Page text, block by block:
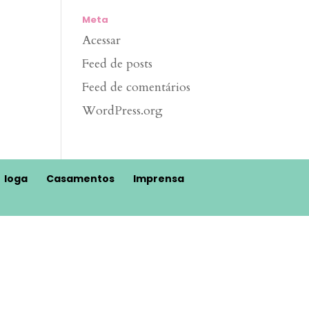
Meta
Acessar
Feed de posts
Feed de comentários
WordPress.org
Ioga Casamentos
Imprensa